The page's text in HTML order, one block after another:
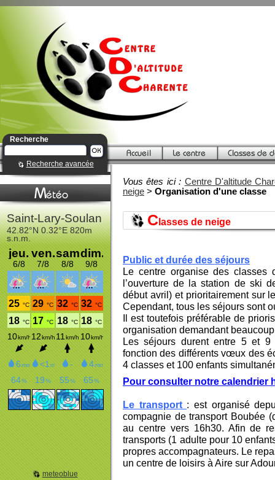
Recherche
Recherche avancée
meteoblue
Vous êtes ici : Centre D'altitude
neige > Organisation d'une classe
C lasses de neige
Public et durée des séjours
Le centre organise des
l’ouverture de la station de ski
début avril) et prioritairement sur
Cependant, tous les séjours sont
Il est toutefois préférable de
organisation demandant
Les séjours durent entre 5 et
fonction des différents vœux des
4 classes et 100 enfants
Pour consulter notre calendrier
Le transport : est organisé
compagnie de transport Boubée
au centre vers 16h30. Afin de
transports (1 adulte pour 10
propres accompagnateurs. Le
un centre de loisirs à Aire sur